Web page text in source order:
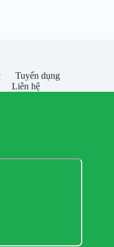
Tuyển dụng
Liên hệ